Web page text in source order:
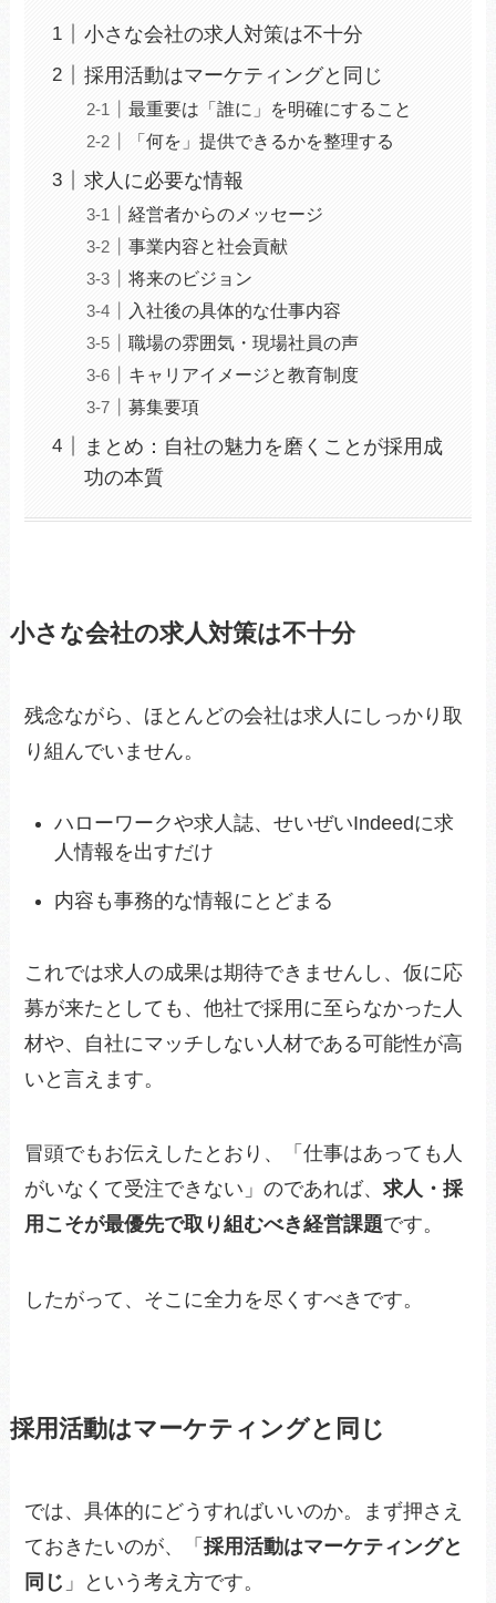
小さな会社の求人対策は不十分
採用活動はマーケティングと同じ
最重要は「誰に」を明確にすること
「何を」提供できるかを整理する
求人に必要な情報
経営者からのメッセージ
事業内容と社会貢献
将来のビジョン
入社後の具体的な仕事内容
職場の雰囲気・現場社員の声
キャリアイメージと教育制度
募集要項
まとめ：自社の魅力を磨くことが採用成
功の本質
小さな会社の求人対策は不十分
残念ながら、ほとんどの会社は求人にしっかり取
り組んでいません。
ハローワークや求人誌、せいぜいIndeedに求
人情報を出すだけ
内容も事務的な情報にとどまる
これでは求人の成果は期待できませんし、仮に応
募が来たとしても、他社で採用に至らなかった人
材や、自社にマッチしない人材である可能性が高
いと言えます。
冒頭でもお伝えしたとおり、「仕事はあっても人
がいなくて受注できない」のであれば、求人・採
用こそが最優先で取り組むべき経営課題です。
したがって、そこに全力を尽くすべきです。
採用活動はマーケティングと同じ
では、具体的にどうすればいいのか。まず押さえ
ておきたいのが、「採用活動はマーケティングと
同じ 」という考え方です。